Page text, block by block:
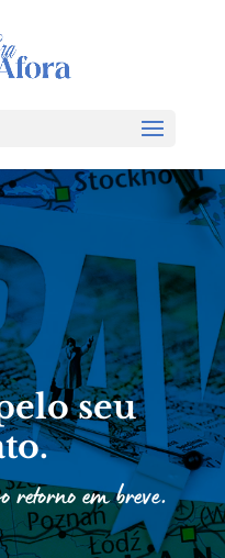
seu
retorno em breve.